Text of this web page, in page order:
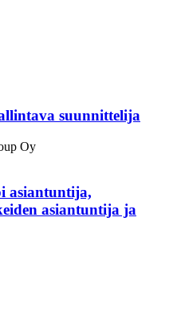
suunnittelija
Oy
asiantuntija,
asiantuntija ja